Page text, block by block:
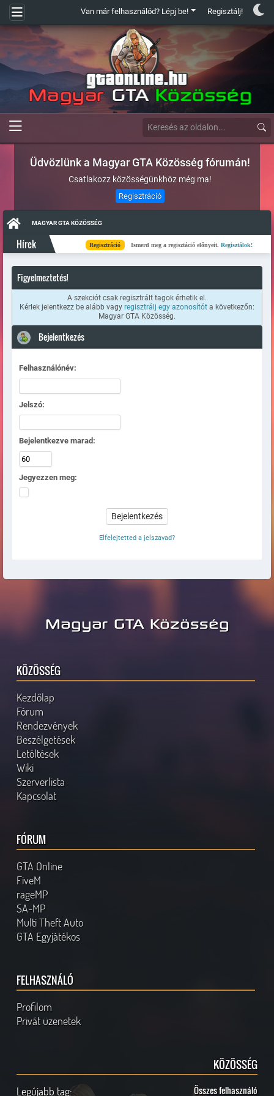
Van már felhasználód? Lépj be! Regisztálj!
Üdvözlünk a Magyar GTA Közösség fórumán!
Csatlakozz közösségünkhöz még ma!
Regisztráció
MAGYAR GTA KÖZÖSSÉG
Hírek Regisztráció Ismerd meg a regisztáció előnyeit.Regisztálok!
Figyelmeztetés!
A szekciót csak regisztrált tagok érhetik el.
Kérlek jelentkezz be alább vagy regisztrálj egy azonosítót a következőn:
Magyar GTA Közösség.
Bejelentkezés
Felhasználónév:
Jelszó:
Bejelentkezve marad:
Jegyezzen meg:
Elfelejtetted a jelszavad?
Magyar GTA Közösség
KÖZÖSSÉG
Kezdőlap
Fórum
Rendezvények
Beszélgetések
Letöltések
Wiki
Szerverlista
Kapcsolat
FÓRUM
GTA Online
FiveM
rageMP
SA-MP
Multi Theft Auto
GTA Egyjátékos
FELHASZNÁLÓ
Profilom
Privát üzenetek
KÖZÖSSÉG
Legújabb tag: Összes felhasználó